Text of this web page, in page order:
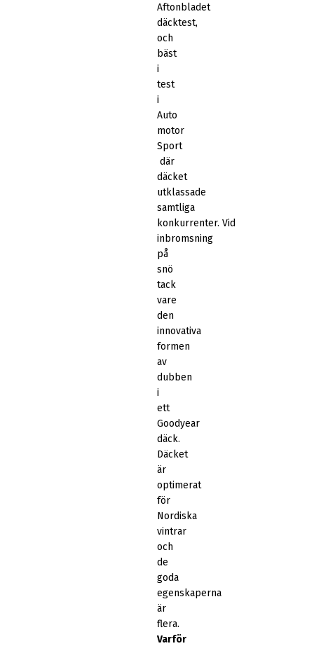
Aftonbladet
däcktest,
och
bäst
i
test
i
Auto
motor
Sport
där
däcket
utklassade
samtliga
konkurrenter. Vid
inbromsning
på
snö
tack
vare
den
innovativa
formen
av
dubben
i
ett
Goodyear
däck.
Däcket
är
optimerat
för
Nordiska
vintrar
och
de
goda
egenskaperna
är
flera.
Varför